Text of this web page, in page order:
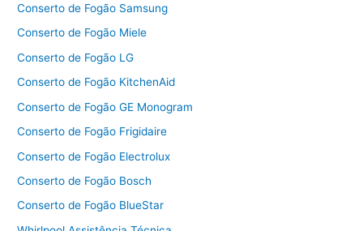
Conserto de Fogão Samsung
Conserto de Fogão Miele
Conserto de Fogão LG
Conserto de Fogão KitchenAid
Conserto de Fogão GE Monogram
Conserto de Fogão Frigidaire
Conserto de Fogão Electrolux
Conserto de Fogão Bosch
Conserto de Fogão BlueStar